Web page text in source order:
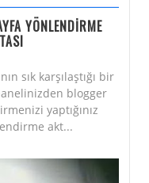
YÖNLENDİRME
sık karşılaştığı bir
blogger
yaptığınız
akt...